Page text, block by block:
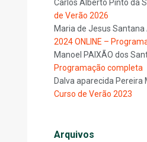
Carlos Alberto Pinto da
de Verão 2026
Maria de Jesus Santana
2024 ONLINE –
Manoel PAIXÃO dos
Programação completa
Dalva aparecida Pereira
Curso de Verão 2023
Arquivos